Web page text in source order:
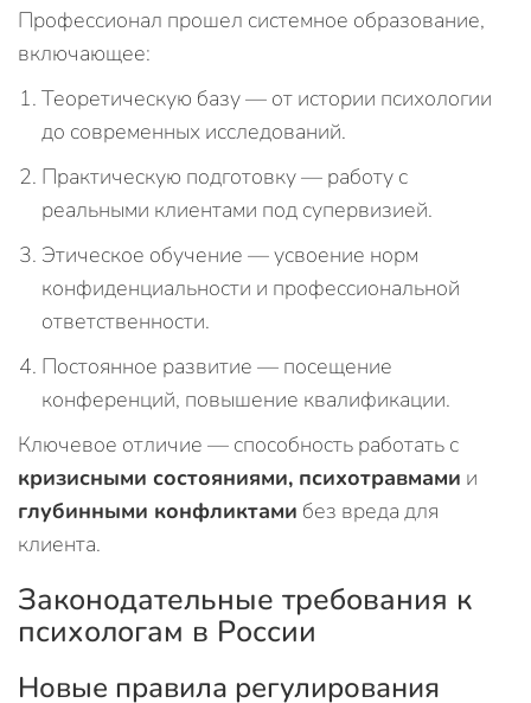
Профессионал прошел системное образование,
включающее:
Теоретическую базу — от истории психологии
до современных исследований.
Практическую подготовку — работу с
реальными клиентами под супервизией.
Этическое обучение — усвоение норм
конфиденциальности и профессиональной
ответственности.
Постоянное развитие — посещение
конференций, повышение квалификации.
Ключевое отличие — способность работать с
кризисными состояниями, психотравмами и
глубинными конфликтами без вреда для
клиента.
Законодательные требования к
психологам в России
Новые правила регулирования